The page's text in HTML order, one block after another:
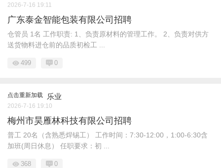
2026-7-16 19:11
广东泰金智能包装有限公司招聘
仓管员 1名 工作职责: 1、负责原材料的管理工作。 2、负责对供方
送货物料进仓前的品质初检工 ...
499 0
点击重新加载 乐业
2026-7-16 19:10
梅州市昊雁林科技有限公司招聘
普工 20名（含熟悉焊锡工） 工作时间：7:30-12:00，1:00-6:30含
加班(周日休息） 任职要求：初 ...
368 0